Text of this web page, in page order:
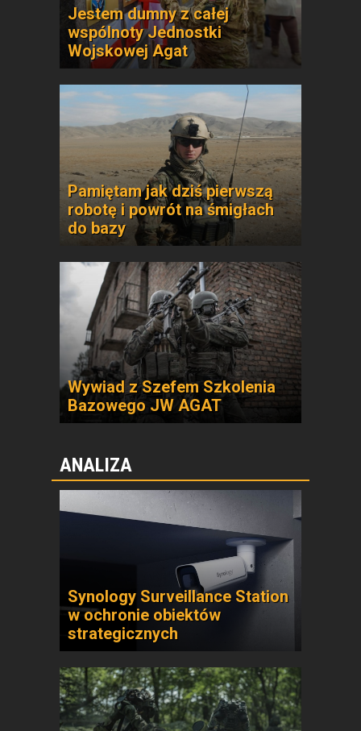
Jestem dumny z całej
wspólnoty Jednostki
Wojskowej Agat
Pamiętam jak dziś pierwszą
robotę i powrót na śmigłach
do bazy
Wywiad z Szefem Szkolenia
Bazowego JW AGAT
ANALIZA
Synology Surveillance Station
w ochronie obiektów
strategicznych